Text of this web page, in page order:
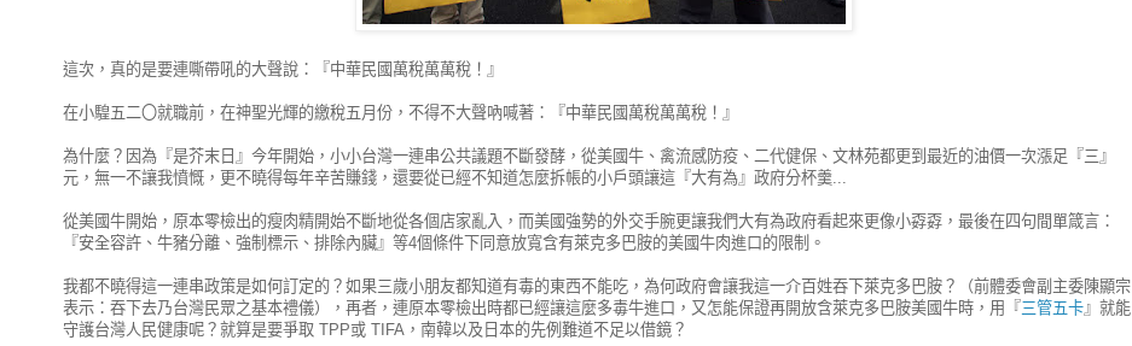
這次，真的是要連嘶帶吼的大聲說：『中華民國萬稅萬萬稅！』
在小騜五二〇就職前，在神聖光輝的繳稅五月份，不得不大聲吶喊著：『中華民國萬稅萬萬稅！』
為什麼？因為『是芥末日』今年開始，小小台灣一連串公共議題不斷發酵，從美國牛、禽流感防疫、二代健保、文林苑都更到最近的油價一次漲足『三』
元，無一不讓我憤慨，更不曉得每年辛苦賺錢，還要從已經不知道怎麼拆帳的小戶頭讓這『大有為』政府分杯羹...
從美國牛開始，原本零檢出的瘦肉精開始不斷地從各個店家亂入，而美國強勢的外交手腕更讓我們大有為政府看起來更像小孬孬，最後在四句間單箴言：
『安全容許、牛豬分離、強制標示、排除內臟』等4個條件下同意放寬含有萊克多巴胺的美國牛肉進口的限制。
我都不曉得這一連串政策是如何訂定的？如果三歲小朋友都知道有毒的東西不能吃，為何政府會讓我這一介百姓吞下萊克多巴胺？（前體委會副主委陳顯宗
表示：吞下去乃台灣民眾之基本禮儀），再者，連原本零檢出時都已經讓這麼多毒牛進口，又怎能保證再開放含萊克多巴胺美國牛時，用『三管五卡 』就能
守護台灣人民健康呢？就算是要爭取 TPP或 TIFA，南韓以及日本的先例難道不足以借鏡？